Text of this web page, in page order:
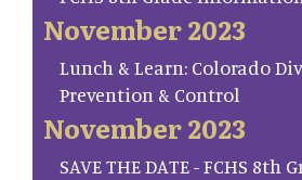
November 2023
Lunch & Learn: Colorado
Prevention & Control
November 2023
SAVE THE DATE - FCHS 8th